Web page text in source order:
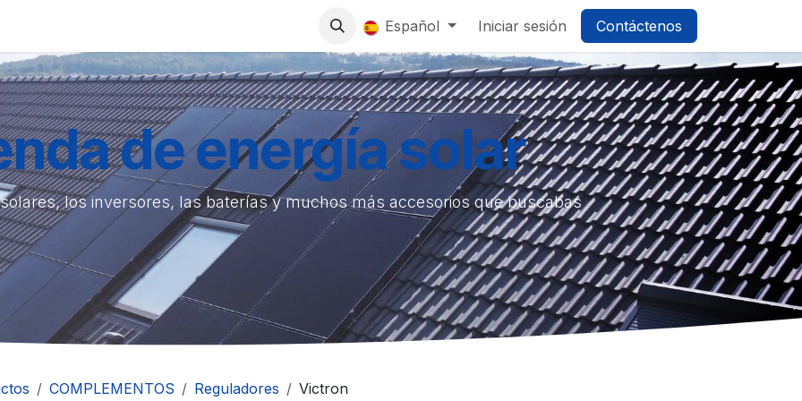
0 Español Iniciar sesión Contáctenos
de energía solar
los inversores, las baterías y muchos más accesorios que buscabas
COMPLEMENTOS Reguladores Victron